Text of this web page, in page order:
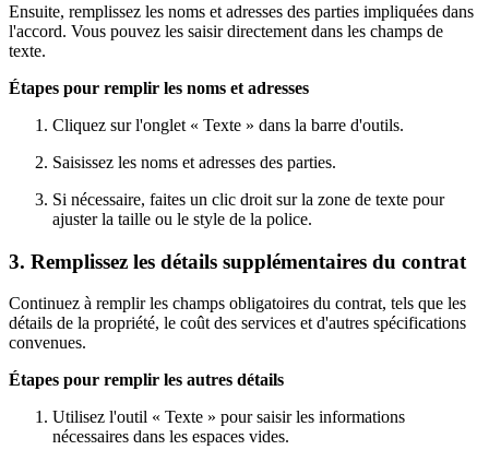
Ensuite, remplissez les noms et adresses des parties impliquées dans
l'accord. Vous pouvez les saisir directement dans les champs de
texte.
Étapes pour remplir les noms et adresses
Cliquez sur l'onglet « Texte » dans la barre d'outils.
Saisissez les noms et adresses des parties.
Si nécessaire, faites un clic droit sur la zone de texte pour
ajuster la taille ou le style de la police.
3. Remplissez les détails supplémentaires du contrat
Continuez à remplir les champs obligatoires du contrat, tels que les
détails de la propriété, le coût des services et d'autres spécifications
convenues.
Étapes pour remplir les autres détails
Utilisez l'outil « Texte » pour saisir les informations
nécessaires dans les espaces vides.